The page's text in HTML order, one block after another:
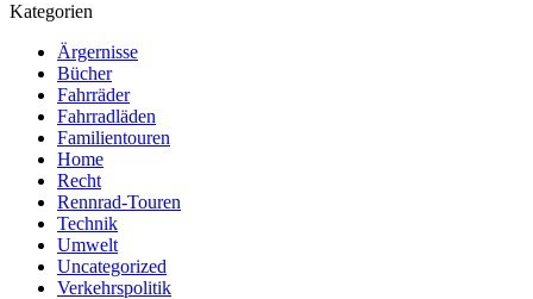
Kategorien
Ärgernisse
Bücher
Fahrräder
Fahrradläden
Familientouren
Home
Recht
Rennrad-Touren
Technik
Umwelt
Uncategorized
Verkehrspolitik